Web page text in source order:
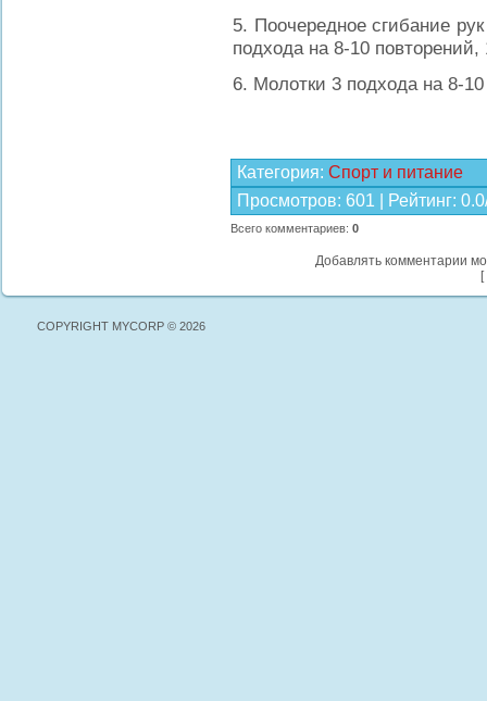
5. Поочередное сгибание
подхода на 8-10
6. Молотки 3 подхода на 8-
Категория: Спорт и питание
Просмотров: 601 Рейтинг: 0.0
Всего комментариев: 0
Добавлять комментарии
[
COPYRIGHT MYCORP © 2026